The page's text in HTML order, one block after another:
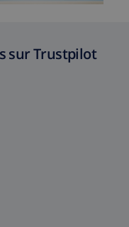
sur Trustpilot